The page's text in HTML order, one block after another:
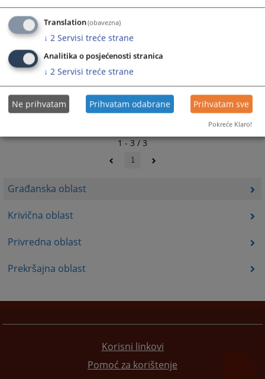
Građanska oblast
Krivična oblast
Privredna oblast
Prekršajna oblast
keyboard
shortcuts
for
changing
dates.
shortcuts
for
changing
dates.
1 - 3 / 3
1
Korisni linkovi
Pomoć za korištenje
Translation(obavezna)
↓ 2 Servisi treće strane
Analitika o posjećenosti stranica
↓ 2 Servisi treće strane
Ne prihvatam Prihvatam odabrane Prihvatam sve
Pokreće Klaro!